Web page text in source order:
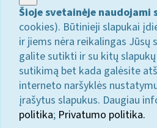
Šioje svetainėje naudojami
cookies). Būtinieji slapukai
ir jiems nėra reikalingas Jūsų
galite sutikti ir su kitų
sutikimą bet kada galėsite
interneto naršyklės
įrašytus slapukus. Daugiau
politika; Privatumo politika.